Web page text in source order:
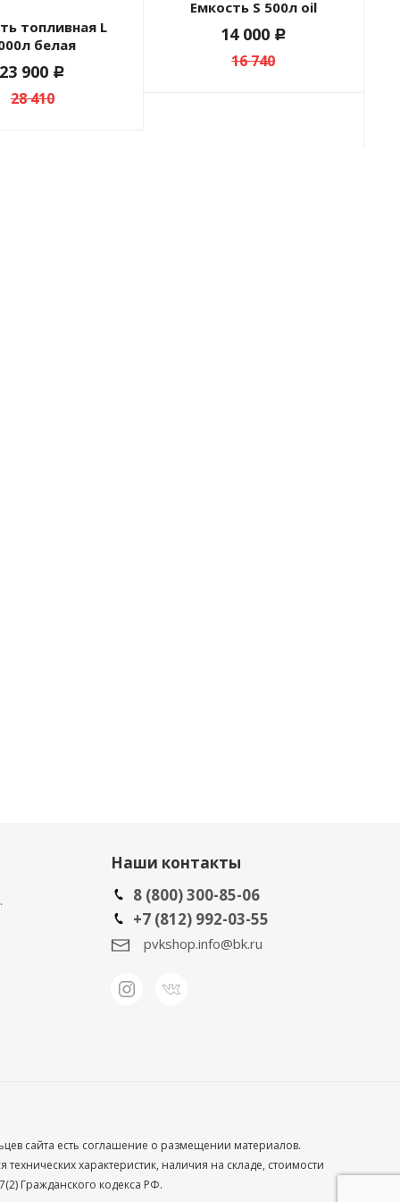
белая
23 900 c
28 410
Емкость S 500л oil
14 000 c
16 740
Наши контакты
8 (800) 300-85-06
+7 (812) 992-03-55
pvkshop.info@bk.ru
сайта есть соглашение о размещении материалов.
характеристик, наличия на складе, стоимости
Гражданского кодекса РФ.